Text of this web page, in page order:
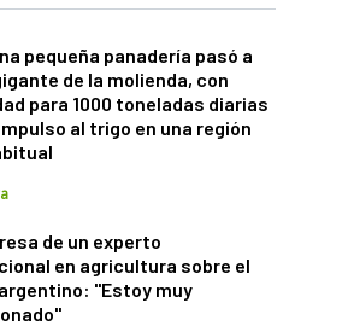
pequeña panadería pasó a
de la molienda, con
para 1000 toneladas diarias
al trigo en una región
de un experto
en agricultura sobre el
"Estoy muy